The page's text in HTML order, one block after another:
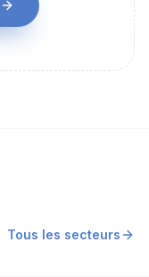
Tous les secteurs